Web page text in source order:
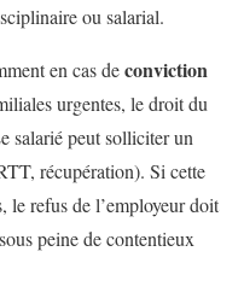
ou salarial.
en cas deconviction
urgentes, le droit du
salarié peut solliciter un
récupération). Si cette
le refus de l’employeur doit
peine de contentieux